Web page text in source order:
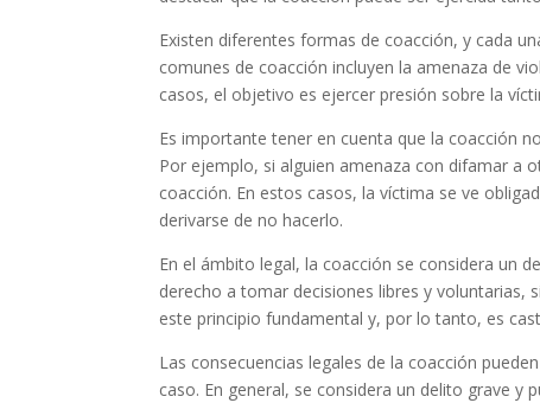
Existen diferentes formas de coacción, y cada
comunes de coacción incluyen la amenaza de
casos, el objetivo es ejercer presión sobre la
Es importante tener en cuenta que la coacción
Por ejemplo, si alguien amenaza con difamar a
coacción. En estos casos, la víctima se ve
derivarse de no hacerlo.
En el ámbito legal, la coacción se considera un
derecho a tomar decisiones libres y
este principio fundamental y, por lo tanto, es
Las consecuencias legales de la coacción
caso. En general, se considera un delito grave y